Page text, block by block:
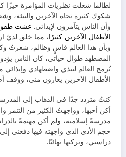
لطالما شغلت نظريات المؤامرة حيزًا
شكوك كثيرة تجاه الآخرين والبيئة،
وأن الناس يتآمرون لإيذائي. عشت
الأطفال الآخرين كثيرًا، مما خلق لديّ
وبأن هذا العالم قاسٍ وظالم، شعرتُ
المضطهد طوال حياتي، كان الناس
بُرمج العالم لنبذي واضطهادي
الأطفال الآخرين يغارون مني،
كنتُ متردد جدًا في الذهاب إلى
أكن أحبها، وواجهتُ الكثير من التنمر
مدرسةً إسلامية، ولم أكن مهتمةً
حجم الأذى الذي واجهته فيها دفعني
دراستي، وتركتها نهائيًا.